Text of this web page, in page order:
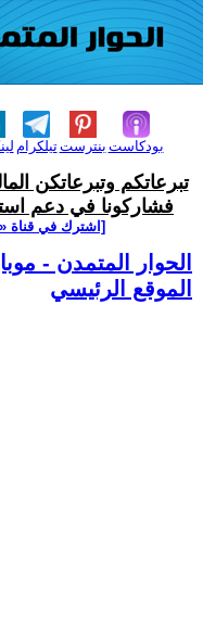
تيلكرامبنترست بودكاست
تبرعاتكم وتبرعاتكن
فشاركونا في دعم
[اشترك في قناة
الحوار المتمدن -
الموقع الرئيسي